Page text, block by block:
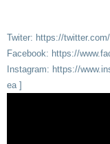
Twiter: https://
Facebook: https://
Instagram: https://
ea ]